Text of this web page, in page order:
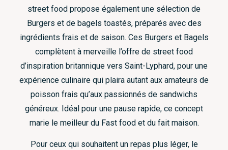
street food propose également une sélection de
Burgers et de bagels toastés, préparés avec des
ingrédients frais et de saison. Ces Burgers et Bagels
complètent à merveille l’offre de street food
d’inspiration britannique vers Saint-Lyphard, pour une
expérience culinaire qui plaira autant aux amateurs de
poisson frais qu’aux passionnés de sandwichs
généreux. Idéal pour une pause rapide, ce concept
marie le meilleur du Fast food et du fait maison.
Pour ceux qui souhaitent un repas plus léger, le